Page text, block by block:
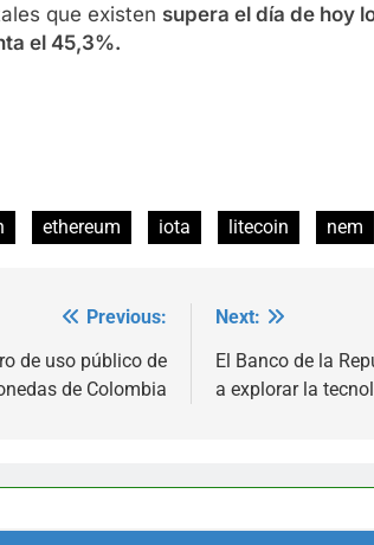
que existen supera el día de hoy
el 45,3%.
ethereum iota litecoin nem
Previous:
de uso público de
de Colombia
Next:
El Banco de la
a explorar la